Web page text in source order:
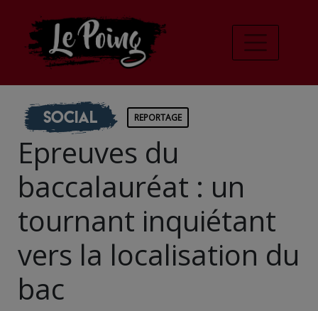
Social REPORTAGE
Epreuves du
baccalauréat : un
tournant inquiétant
vers la localisation du
bac